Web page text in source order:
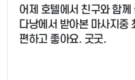
어제 호텔에서 친구와 함
다낭에서 받아본 마사지중
편하고 좋아요. 굿굿.